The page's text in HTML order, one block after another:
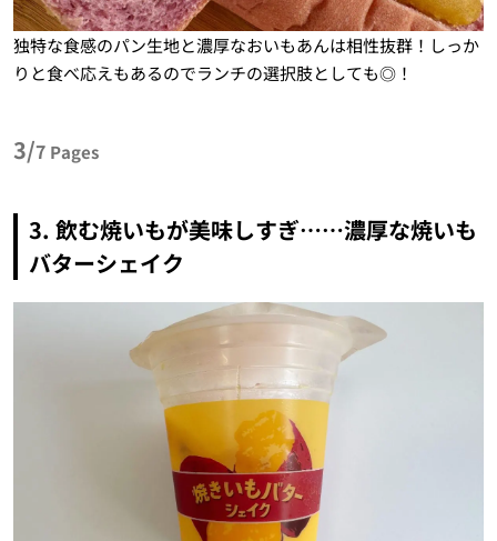
独特な食感のパン生地と濃厚なおいもあんは相性抜群！しっか
りと食べ応えもあるのでランチの選択肢としても◎！
3/7 Pages
3. 飲む焼いもが美味しすぎ……濃厚な焼いも
バターシェイク